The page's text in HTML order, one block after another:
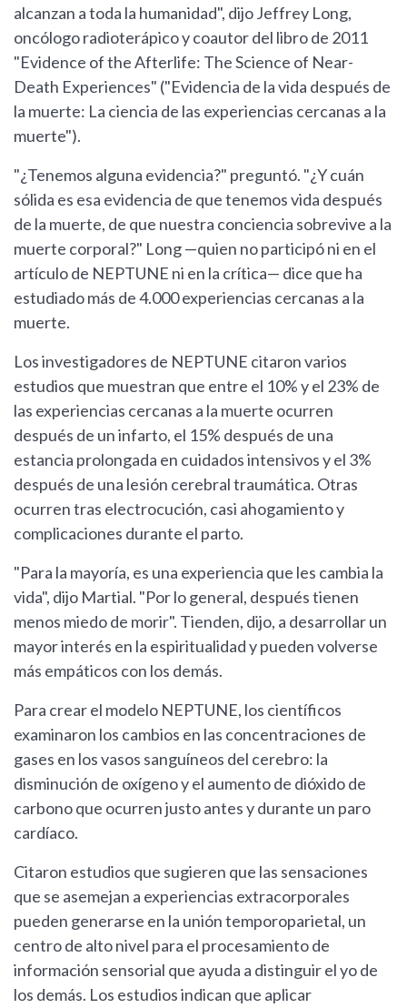
alcanzan a toda la humanidad", dijo Jeffrey Long,
oncólogo radioterápico y coautor del libro de 2011
"Evidence of the Afterlife: The Science of Near-
Death Experiences" ("Evidencia de la vida después de
la muerte: La ciencia de las experiencias cercanas a la
muerte").
"¿Tenemos alguna evidencia?" preguntó. "¿Y cuán
sólida es esa evidencia de que tenemos vida después
de la muerte, de que nuestra conciencia sobrevive a la
muerte corporal?" Long —quien no participó ni en el
artículo de NEPTUNE ni en la crítica— dice que ha
estudiado más de 4.000 experiencias cercanas a la
muerte.
Los investigadores de NEPTUNE citaron varios
estudios que muestran que entre el 10% y el 23% de
las experiencias cercanas a la muerte ocurren
después de un infarto, el 15% después de una
estancia prolongada en cuidados intensivos y el 3%
después de una lesión cerebral traumática. Otras
ocurren tras electrocución, casi ahogamiento y
complicaciones durante el parto.
"Para la mayoría, es una experiencia que les cambia la
vida", dijo Martial. "Por lo general, después tienen
menos miedo de morir". Tienden, dijo, a desarrollar un
mayor interés en la espiritualidad y pueden volverse
más empáticos con los demás.
Para crear el modelo NEPTUNE, los científicos
examinaron los cambios en las concentraciones de
gases en los vasos sanguíneos del cerebro: la
disminución de oxígeno y el aumento de dióxido de
carbono que ocurren justo antes y durante un paro
cardíaco.
Citaron estudios que sugieren que las sensaciones
que se asemejan a experiencias extracorporales
pueden generarse en la unión temporoparietal, un
centro de alto nivel para el procesamiento de
información sensorial que ayuda a distinguir el yo de
los demás. Los estudios indican que aplicar